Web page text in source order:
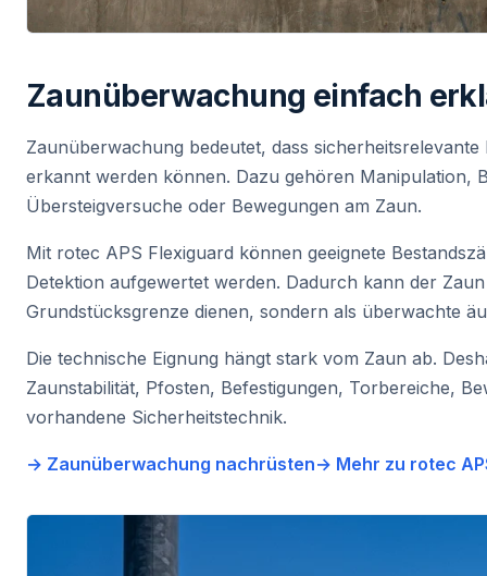
Zaunüberwachung einfach
Zaunüberwachung bedeutet, dass sicherheitsrelevante
erkannt werden können. Dazu gehören Manipulation,
Übersteigversuche oder Bewegungen am Zaun.
Mit rotec APS Flexiguard können geeignete
Detektion aufgewertet werden. Dadurch kann der
Grundstücksgrenze dienen, sondern als überwachte
Die technische Eignung hängt stark vom Zaun ab.
Zaunstabilität, Pfosten, Befestigungen, Torbereiche,
vorhandene Sicherheitstechnik.
→ Zaunüberwachung nachrüsten→ Mehr zu rotec